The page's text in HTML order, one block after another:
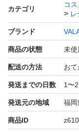
※配送方法は出来
ポストでさせて頂
配送状態気になる
防水用の配送袋を
カテゴリ
コ
ブランド
商品の状態 未使
配送の方法 おて
発送までの日数 1〜
発送元の地域 福岡
商品ID